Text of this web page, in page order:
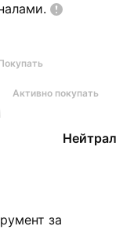
Активно покупать
за